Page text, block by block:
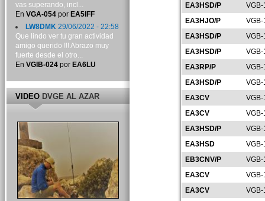
EA3HSD/P
EA3HJO/P
EA3HSD/P
EA3HSD/P
EA3RP/P
EA3HSD/P
EA3CV
EA3CV
EA3HSD/P
EA3HSD
EB3CNV/P
EA3CV
EA3CV
vas superando, incl...
En VGA-054por EA5IFF
LW8DMK29/06/2022 - 22:58
Que lindo ver tu gran actividad
amigo querido !!! Abrazo muy
fuerte desde el otro...
En VGIB-024por EA6LU
VIDEODVGE AL AZAR